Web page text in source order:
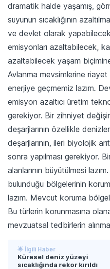
dramatik halde yaşamış,
suyunun sıcaklığının
ve devlet olarak
emisyonları azaltabilecek,
azaltabilecek yaşam
Avlanma mevsimlerine
enerjiye geçmemiz lazım.
emisyon azaltıcı üretim
gerekiyor. Bir zihniyet
deşarjlarının özellikle
deşarjlarının, ileri biyolojik
sonra yapılması gerekiyor.
alanlarının büyütülmesi
bulunduğu bölgelerinin
lazım. Mevcut koruma
Bu türlerin korunmasına
mevzuatsal tedbirlerin
🌟 İlgili Haber
Küresel deniz yüzeyi
sıcaklığında rekor kırıldı